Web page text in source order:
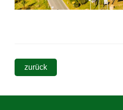
zurück